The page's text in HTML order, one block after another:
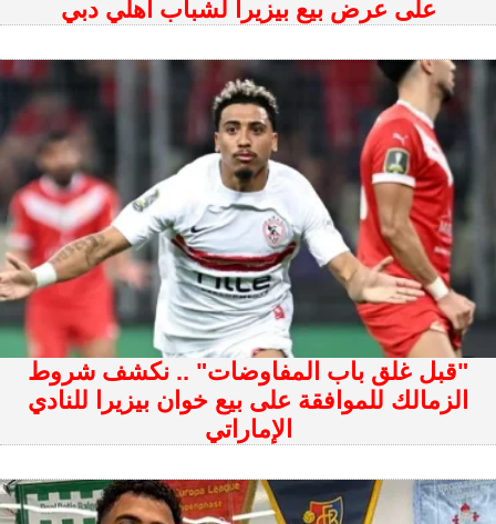
على عرض بيع بيزيرا لشباب أهلي دبي
"قبل غلق باب المفاوضات" .. نكشف شروط
الزمالك للموافقة على بيع خوان بيزيرا للنادي
الإماراتي